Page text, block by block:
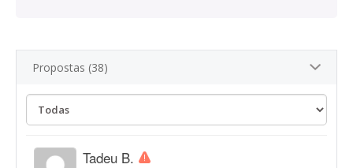
Propostas (38)
Tadeu B.